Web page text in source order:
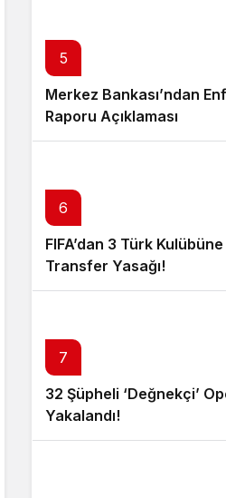
5
Merkez Bankası’ndan
Raporu Açıklaması
6
FIFA’dan 3 Türk
Transfer Yasağı!
7
32 Şüpheli ‘Değnekçi’
Yakalandı!